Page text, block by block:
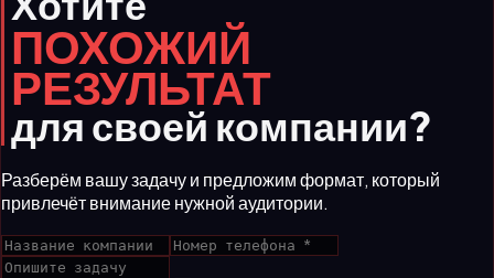
ПОХОЖИЙ
РЕЗУЛЬТАТ
для своей компании?
Разберём вашу задачу и предложим формат, который
привлечёт внимание нужной аудитории.